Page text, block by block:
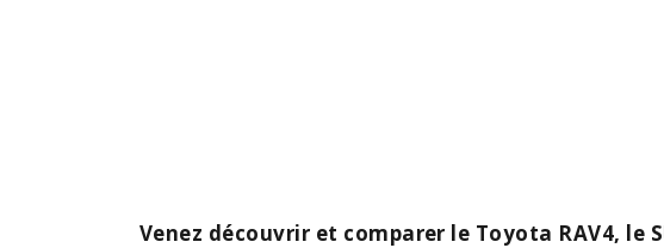
Venez découvrir et comparer le Toyota RAV4, le